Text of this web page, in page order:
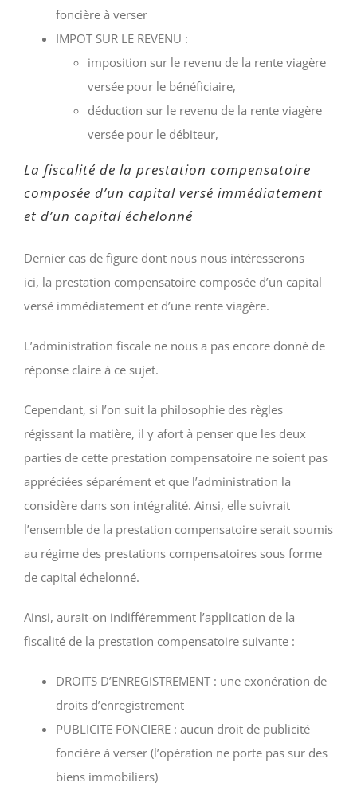
foncière à verser
IMPOT SUR LE REVENU :
imposition sur le revenu de la rente viagère
versée pour le bénéficiaire,
déduction sur le revenu de la rente viagère
versée pour le débiteur,
La fiscalité de la prestation compensatoire
composée d’un capital versé immédiatement
et d’un capital échelonné
Dernier cas de figure dont nous nous intéresserons
ici, la prestation compensatoire composée d’un capital
versé immédiatement et d’une rente viagère.
L’administration fiscale ne nous a pas encore donné de
réponse claire à ce sujet.
Cependant, si l’on suit la philosophie des règles
régissant la matière, il y afort à penser que les deux
parties de cette prestation compensatoire ne soient pas
appréciées séparément et que l’administration la
considère dans son intégralité. Ainsi, elle suivrait
l’ensemble de la prestation compensatoire serait soumis
au régime des prestations compensatoires sous forme
de capital échelonné.
Ainsi, aurait-on indifféremment l’application de la
fiscalité de la prestation compensatoire suivante :
DROITS D’ENREGISTREMENT : une exonération de
droits d’enregistrement
PUBLICITE FONCIERE : aucun droit de publicité
foncière à verser (l’opération ne porte pas sur des
biens immobiliers)